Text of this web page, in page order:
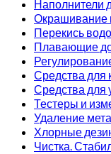
Наполнители
Окрашивание
Перекись
Плавающие
Средства для
Средства для
Тестеры и
Удаление
Хлорные
Чистка.